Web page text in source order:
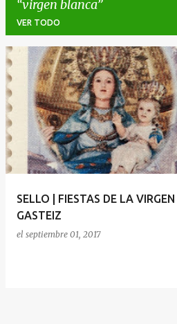
virgen blanca
VER TODO
E
n
t
r
a
d
SELLO | FIESTAS DE LA
GASTEIZ
el septiembre 01, 2017